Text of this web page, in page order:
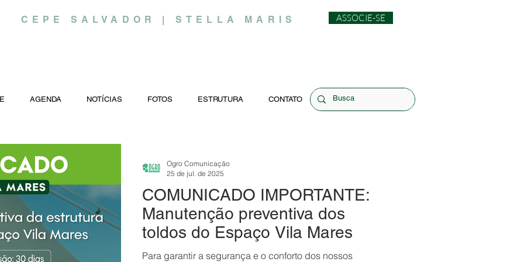
CEPE SALVADOR | STELLA MARIS ASSOCIE-SE
COMUNICADO IMPORTANTE:
Manutenção preventiva dos
toldos do Espaço Vila Mares
Para garantir a segurança e o conforto dos nossos
Ogro Comunicação
25 de jul. de 2025
AGENDA NOTÍCIAS FOTOS ESTRUTURA CONTATO